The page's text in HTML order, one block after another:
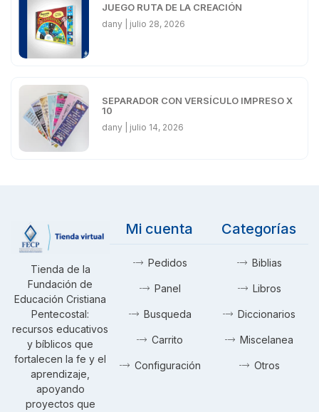
JUEGO RUTA DE LA CREACIÓN
dany julio 28, 2026
SEPARADOR CON VERSÍCULO IMPRESO X
10
dany julio 14, 2026
Tienda de la
Fundación de
Educación Cristiana
Pentecostal:
recursos educativos
y bíblicos que
fortalecen la fe y el
aprendizaje,
apoyando
proyectos que
Mi cuenta
Pedidos
Panel
Busqueda
Carrito
Configuración
Categorías
Biblias
Libros
Diccionarios
Miscelanea
Otros